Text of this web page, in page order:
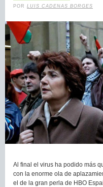
POR LUIS CADENAS BORGES
Al final el virus ha podido más
con la enorme ola de
el de la gran perla de HBO